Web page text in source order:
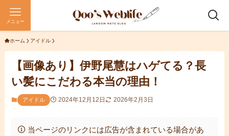
メニュー
ホーム アイドル
【画像あり】伊野尾慧はハゲてる？長
い髪にこだわる本当の理由！
アイドル 2024年12月12日 2026年2月3日
当ページのリンクには広告が含まれている場合があ